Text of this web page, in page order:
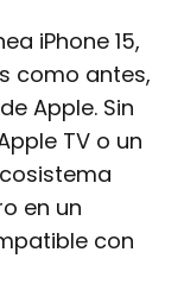
iPhone 15,
como antes,
Apple. Sin
TV o un
en un
con